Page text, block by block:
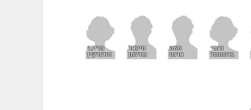
נעמי
בלומנטל
משה
ארנס
מיכאל
נודלמן
מרינה
סולודקין